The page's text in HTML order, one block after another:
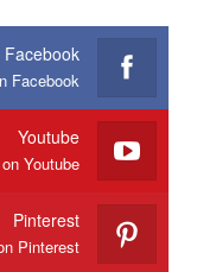
Facebook
Youtube
Youtube
Pinterest